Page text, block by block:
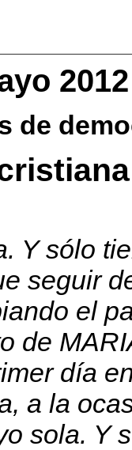
2012
de
Y sólo
seguir
el
de
día
a la
sola. Y